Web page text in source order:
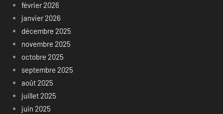
février 2026
janvier 2026
décembre 2025
novembre 2025
octobre 2025
septembre 2025
août 2025
juillet 2025
juin 2025